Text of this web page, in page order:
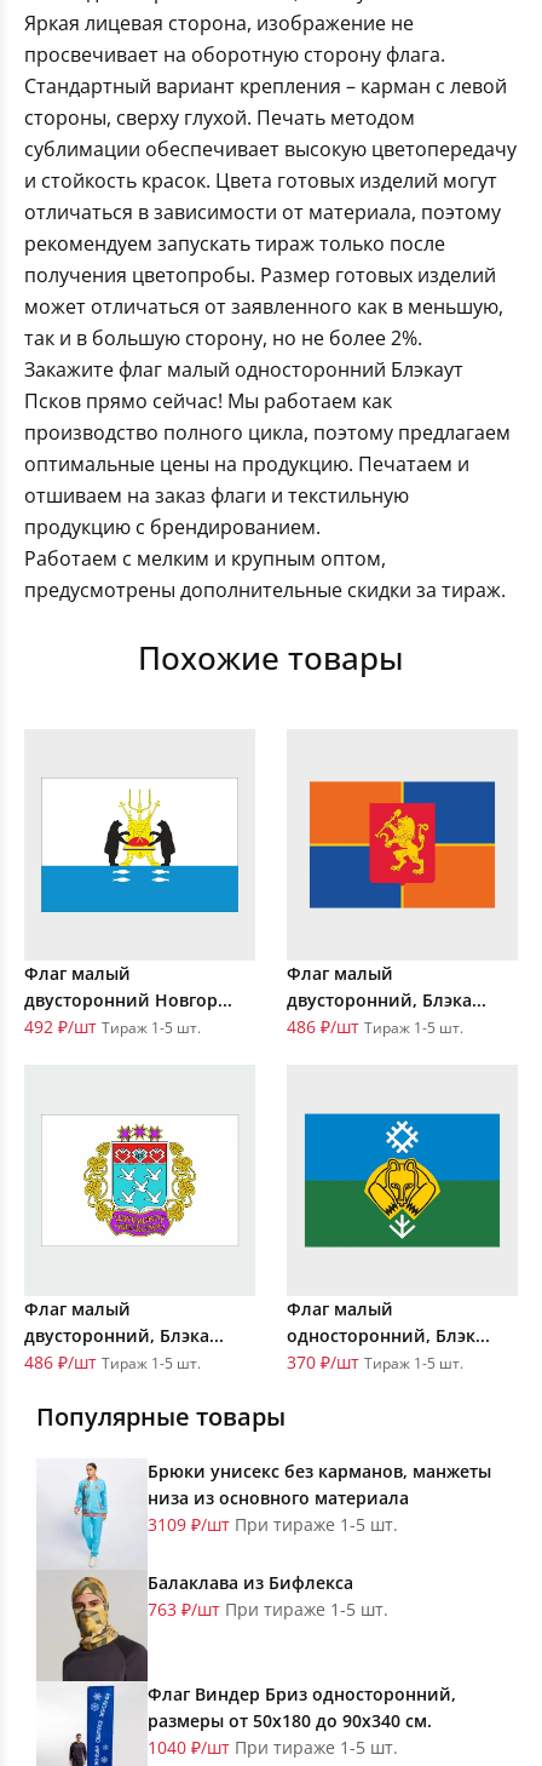
Яркая лицевая сторона, изображение не
просвечивает на оборотную сторону флага.
Стандартный вариант крепления – карман с левой
стороны, сверху глухой. Печать методом
сублимации обеспечивает высокую цветопередачу
и стойкость красок. Цвета готовых изделий могут
отличаться в зависимости от материала, поэтому
рекомендуем запускать тираж только после
получения цветопробы. Размер готовых изделий
может отличаться от заявленного как в меньшую,
так и в большую сторону, но не более 2%.
Закажите флаг малый односторонний Блэкаут
Псков прямо сейчас! Мы работаем как
производство полного цикла, поэтому предлагаем
оптимальные цены на продукцию. Печатаем и
отшиваем на заказ флаги и текстильную
продукцию с брендированием.
Работаем с мелким и крупным оптом,
предусмотрены дополнительные скидки за тираж.
Похожие товары
Флаг малый
двусторонний Новгор...
492 ₽/шт Тираж 1-5 шт.
Флаг малый
двусторонний, Блэка...
486 ₽/шт Тираж 1-5 шт.
Флаг малый
двусторонний, Блэка...
486 ₽/шт Тираж 1-5 шт.
Флаг малый
односторонний, Блэк...
370 ₽/шт Тираж 1-5 шт.
Популярные товары
Брюки унисекс без карманов, манжеты
низа из основного материала
3109 ₽/шт При тираже 1-5 шт.
Балаклава из Бифлекса
763 ₽/шт При тираже 1-5 шт.
Флаг Виндер Бриз односторонний,
размеры от 50х180 до 90х340 см.
1040 ₽/шт При тираже 1-5 шт.